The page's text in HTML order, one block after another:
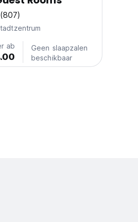
(807)
ab
Geen slaapzalen
beschikbaar